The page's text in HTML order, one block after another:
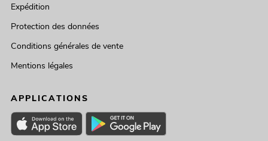
Expédition
Protection des données
Conditions générales de vente
Mentions légales
APPLICATIONS